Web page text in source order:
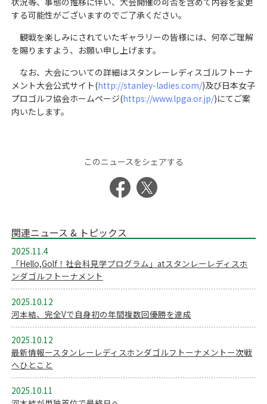
する可能性がございますのでご了承ください。
観戦を楽しみにされていたギャラリーの皆様には、何卒ご理解
を賜りますよう、お願い申し上げます。
なお、大会についての詳細はスタンレーレディスゴルフトーナ
メント大会公式サイト(http://stanley-ladies.com/)及び日本女子
プロゴルフ協会ホームページ(https://www.lpga.or.jp/)にてご案
内いたします。
このニュースをシェアする
関連ニュース & トピックス
2025.11.4
「Hello,Golf！社会科見学プログラム」atスタンレーレディスホ
ンダゴルフトーナメント
2025.10.12
河本結、完全Vで自身初の年間複数回優勝を達成
2025.10.12
最新情報ースタンレーレディスホンダゴルフトーナメントー次戦
へひとこと
2025.10.11